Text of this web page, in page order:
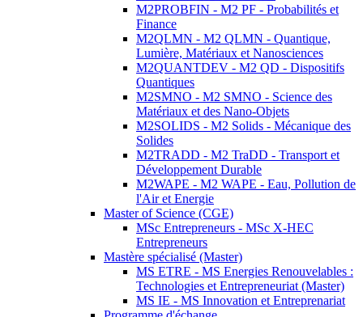
M2PROBFIN - M2 PF - Probabilités et
Finance
M2QLMN - M2 QLMN - Quantique,
Lumière, Matériaux et Nanosciences
M2QUANTDEV - M2 QD - Dispositifs
Quantiques
M2SMNO - M2 SMNO - Science des
Matériaux et des Nano-Objets
M2SOLIDS - M2 Solids - Mécanique des
Solides
M2TRADD - M2 TraDD - Transport et
Développement Durable
M2WAPE - M2 WAPE - Eau, Pollution de
l'Air et Energie
Master of Science (CGE)
MSc Entrepreneurs - MSc X-HEC
Entrepreneurs
Mastère spécialisé (Master)
MS ETRE - MS Energies Renouvelables :
Technologies et Entrepreneuriat (Master)
MS IE - MS Innovation et Entreprenariat